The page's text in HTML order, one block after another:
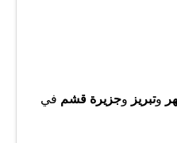
وتبريز وجزيرة قشم في